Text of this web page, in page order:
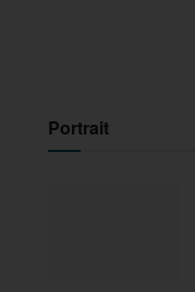
Portrait